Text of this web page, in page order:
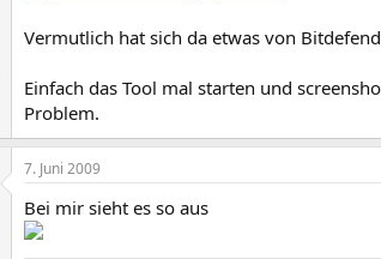
Vermutlich hat sich da etwas von
Einfach das Tool mal starten und
Problem.
7. Juni 2009
Bei mir sieht es so aus